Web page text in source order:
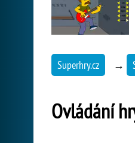
Superhry.cz →
Ovládání